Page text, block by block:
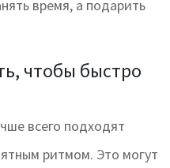
время, а подарить
чтобы быстро
всего подходят
ритмом. Это могут